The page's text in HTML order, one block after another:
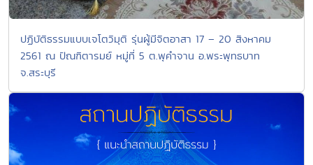
ปฏิบัติธรรมแบบเจโตวิมุติ รุ่นผู้มีจิตอาสา 17 – 20 สิงหาคม
2561 ณ ปัณฑิตารมย์ หมู่ที่ 5 ต.พุคำจาน อ.พระพุทธบาท
จ.สระบุรี